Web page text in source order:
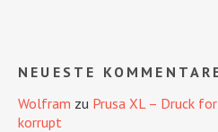
NEUESTE
Wolfram zu Prusa XL – Druck
korrupt